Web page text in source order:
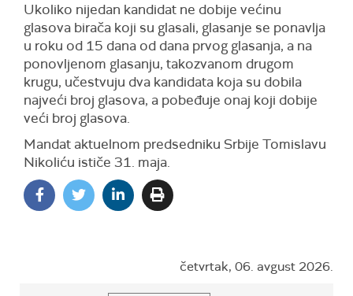
Ukoliko nijedan kandidat ne dobije većinu
glasova birača koji su glasali, glasanje se ponavlja
u roku od 15 dana od dana prvog glasanja, a na
ponovljenom glasanju, takozvanom drugom
krugu, učestvuju dva kandidata koja su dobila
najveći broj glasova, a pobeđuje onaj koji dobije
veći broj glasova.
Mandat aktuelnom predsedniku Srbije Tomislavu
Nikoliću ističe 31. maja.
četvrtak, 06. avgust 2026.